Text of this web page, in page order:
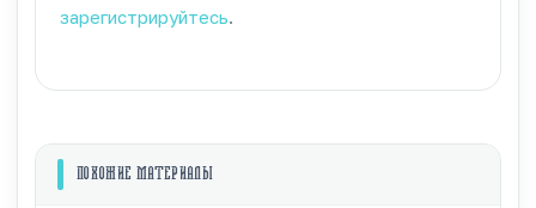
зарегистрируйтесь
ПОХОЖИЕ МАТЕРИАЛЫ